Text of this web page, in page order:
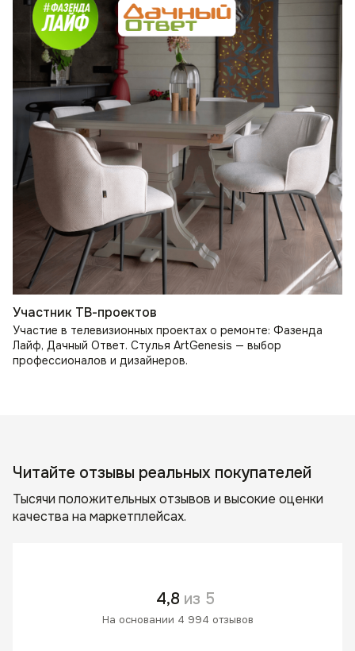
Участник ТВ-проектов
Участие в телевизионных проектах о ремонте: Фазенда
Лайф, Дачный Ответ. Стулья ArtGenesis — выбор
профессионалов и дизайнеров.
Читайте отзывы реальных покупателей
Тысячи положительных отзывов и высокие оценки
качества на маркетплейсах.
4,8 из 5
На основании 4 994 отзывов